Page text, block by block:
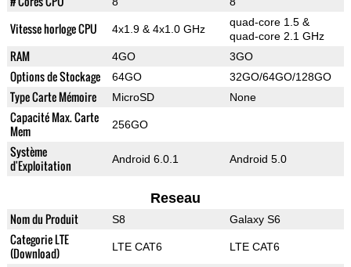
Vitesse horloge CPU 4x1.9 & 4x1.0 GHz
quad-core 1.5 &
quad-core 2.1 GHz
RAM 4GO 3GO
Options de Stockage 64GO 32GO/64GO/128GO
Type Carte Mémoire MicroSD None
Capacité Max. Carte
Mem
256GO
Système
d'Exploitation
Android 6.0.1 Android 5.0
Reseau
Nom du Produit S8 Galaxy S6
Categorie LTE
(Download)
LTE CAT6 LTE CAT6